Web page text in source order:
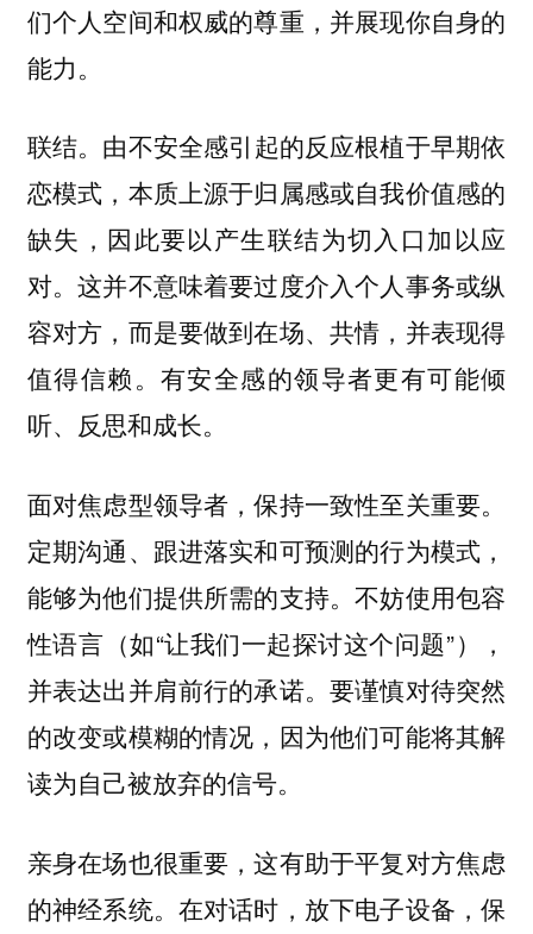
们个人空间和权威的尊重，并展现你自身的
能力。
联结。 由不安全感引起的反应根植于早期依
恋模式，本质上源于归属感或自我价值感的
缺失，因此要以产生联结为切入口加以应
对。这并不意味着要过度介入个人事务或纵
容对方，而是要做到在场、共情，并表现得
值得信赖。有安全感的领导者更有可能倾
听、反思和成长。
面对焦虑型领导者，保持一致性至关重要。
定期沟通、跟进落实和可预测的行为模式，
能够为他们提供所需的支持。不妨使用包容
性语言（如“让我们一起探讨这个问题”），
并表达出并肩前行的承诺。要谨慎对待突然
的改变或模糊的情况，因为他们可能将其解
读为自己被放弃的信号。
亲身在场也很重要，这有助于平复对方焦虑
的神经系统。在对话时，放下电子设备，保